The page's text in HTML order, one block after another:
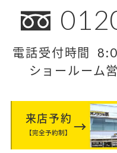
電話受付時間
ショールーム
来店予約
【完全予約制】